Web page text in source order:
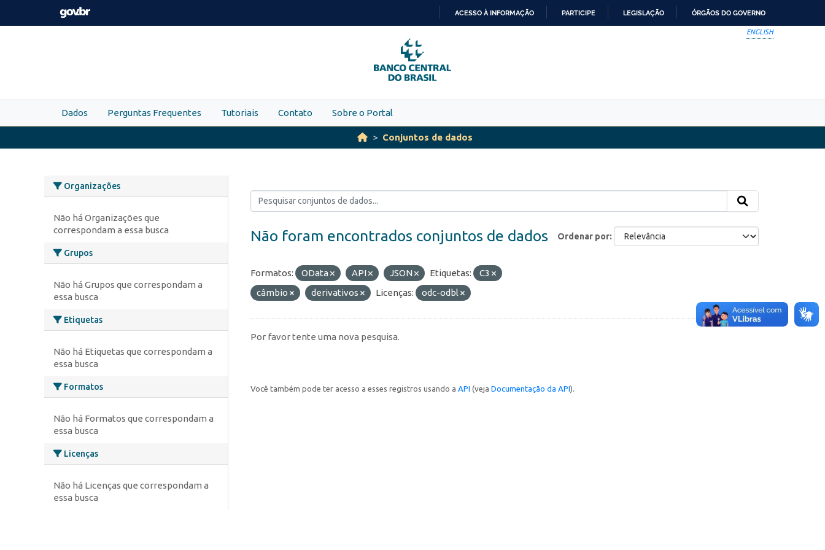
Skip to main content
PARA
O
CONTEÚDO
ACESSO À INFORMAÇÃO PARTICIPE LEGISLAÇÃO ÓRGÃOS DO GOVERNO
ENGLISH
Dados Perguntas Frequentes Tutoriais Contato Sobre o Portal
Conjuntos de dados
Organizações
Não há Organizações que
correspondam a essa busca
Grupos
Não há Grupos que correspondam a
essa busca
Etiquetas
Não há Etiquetas que correspondam a
essa busca
Formatos
Não há Formatos que correspondam a
essa busca
Licenças
Não há Licenças que correspondam a
essa busca
Ordenar por
Não foram encontrados conjuntos de dados
Formatos: OData API JSON Etiquetas:
C3
câmbio
derivativos Licenças: odc-odbl
Por favor tente uma nova pesquisa.
Você também pode ter acesso a esses registros usando a API (veja Documentação da API).